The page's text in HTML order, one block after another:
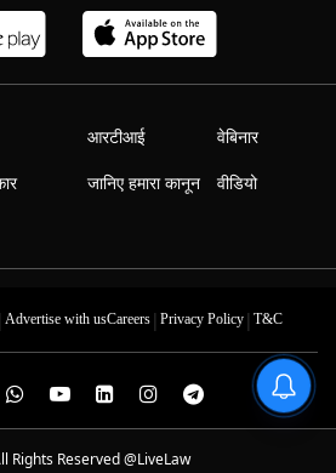
आरटीआई
जानिए हमारा कानून
वेबिनार
वीडियो
Advertise with usCareers| Privacy Policy| T&C
Rights Reserved @LiveLaw